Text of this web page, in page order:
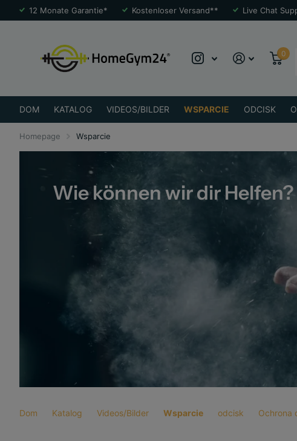
12 Monate Garantie* Kostenloser Versand** Live Chat
0
DOM KATALOG VIDEOS/BILDER WSPARCIE ODCISK
Homepage Wsparcie
Wie können wir dir Helfen?
Dom Katalog Videos/Bilder Wsparcie odcisk Ochrona